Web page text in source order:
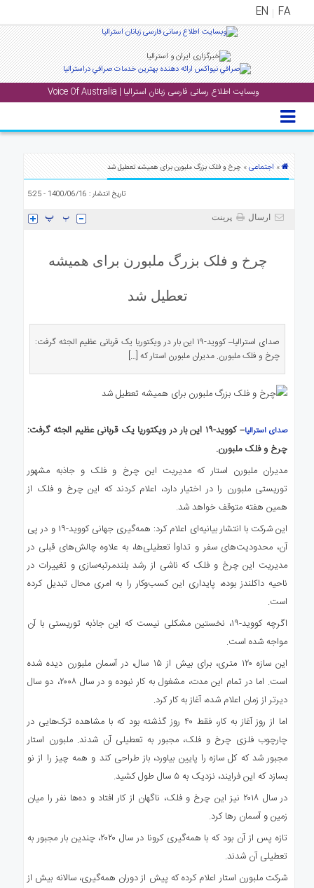
FA
EN
وبسایت اطلاع رسانی فارسی زبانان استرالیا | Voice Of Australia
منوی
اصلی
ارتباط
» اجتماعی» چرخ و فلک بزرگ ملبورن برای همیشه تعطیل شد
تاریخ انتشار : 1400/06/16 - 5:25
ارسال پرینت
چرخ و فلک بزرگ ملبورن برای همیشه
تعطیل شد
صدای استرالیا– کووید-۱۹ این بار در ویکتوریا یک قربانی عظیم الجثه گرفت:
چرخ و فلک ملبورن. مدیران ملبورن استار که […]
صدای استرالیا
– کووید-۱۹ این بار در ویکتوریا یک قربانی عظیم الجثه گرفت:
چرخ و فلک ملبورن.
مدیران ملبورن استار که مدیریت این چرخ و فلک و جاذبه مشهور
توریستی ملبورن را در اختیار دارد، اعلام کردند که این چرخ و فلک از
همین هفته متوقف خواهد شد.
این شرکت با انتشار بیانیه‌ای اعلام کرد: همه‌گیری جهانی کووید-۱۹ و در پی
آن، محدودیت‌های سفر و تداوl تعطیلی‌ها، به علاوه چالش‌های قبلی در
مدیریت این چرخ و فلک که ناشی از رشد بلندمرتبه‌سازی و تغییرات در
ناحیه داکلندز بوده، پایداری این کسب‌وکار را به امری محال تبدیل کرده
است.
اگرچه کووید-۱۹، نخستین مشکلی نیست که این جاذبه توریستی با آن
مواجه شده است.
این سازه ۱۲۰ متری، برای بیش از ۱۵ سال، در آسمان ملبورن دیده شده
است. اما در تمام این مدت، مشغول به کار نبوده و در سال ۲۰۰۸، دو سال
دیرتر از زمان اعلام شده، آغاز به کار کرد.
اما از روز آغاز به کار، فقط ۴۰ روز گذشته بود که با مشاهده ترک‌هایی در
چارچوب فلزی چرخ و فلک، مجبور به تعطیلی آن شدند. ملبورن استار
مجبور شد که کل سازه را پایین بیاورد، باز طراحی کند و همه چیز را از نو
بسازد که این فرایند، نزدیک به ۵ سال طول کشید.
در سال ۲۰۱۸ نیز این چرخ و فلک، ناگهان از کار افتاد و ده‌ها نفر را میان
زمین و آسمان رها کرد.
تازه پس از آن بود که با همه‌گیری کرونا در سال ۲۰۲۰، چندین بار مجبور به
تعطیلی آن شدند.
شرکت ملبورن استار اعلام کرده که پیش از دوران همه‌گیری، سالانه بیش از